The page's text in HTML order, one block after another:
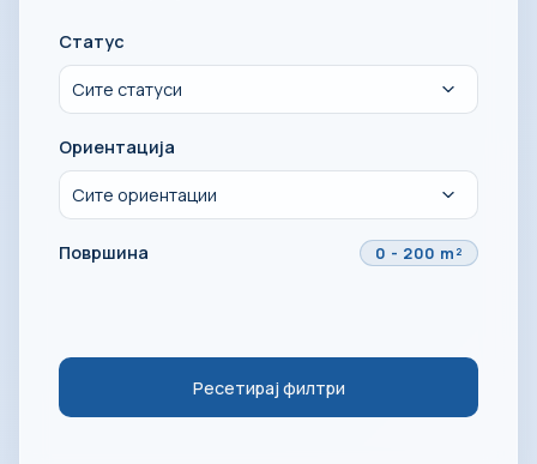
Статус
Ориентација
Површина 0 - 200 m²
Ресетирај филтри